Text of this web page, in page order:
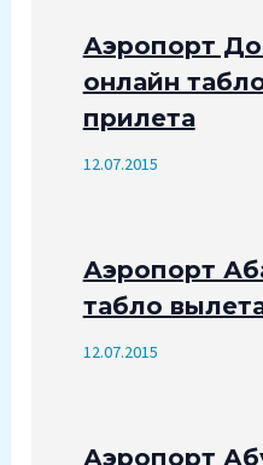
Аэропорт
онлайн
прилета
12.07.2015
Аэропорт
табло
12.07.2015
Аэропорт